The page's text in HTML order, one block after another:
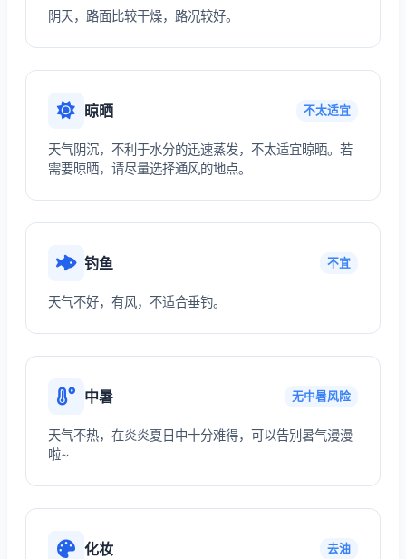
阴天，路面比较干燥，路况较好。
晾晒 不太适宜
天气阴沉，不利于水分的迅速蒸发，不太适宜晾晒。若
需要晾晒，请尽量选择通风的地点。
钓鱼 不宜
天气不好，有风，不适合垂钓。
中暑 无中暑风险
天气不热，在炎炎夏日中十分难得，可以告别暑气漫漫
啦~
化妆 去油